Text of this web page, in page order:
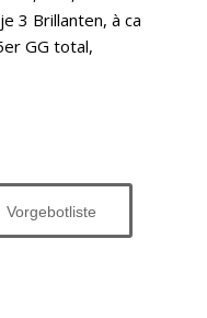
3 Brillanten, à ca
GG total,
Vorgebotliste